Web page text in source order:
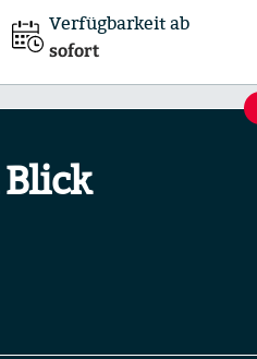
Verfügbarkeit ab
sofort